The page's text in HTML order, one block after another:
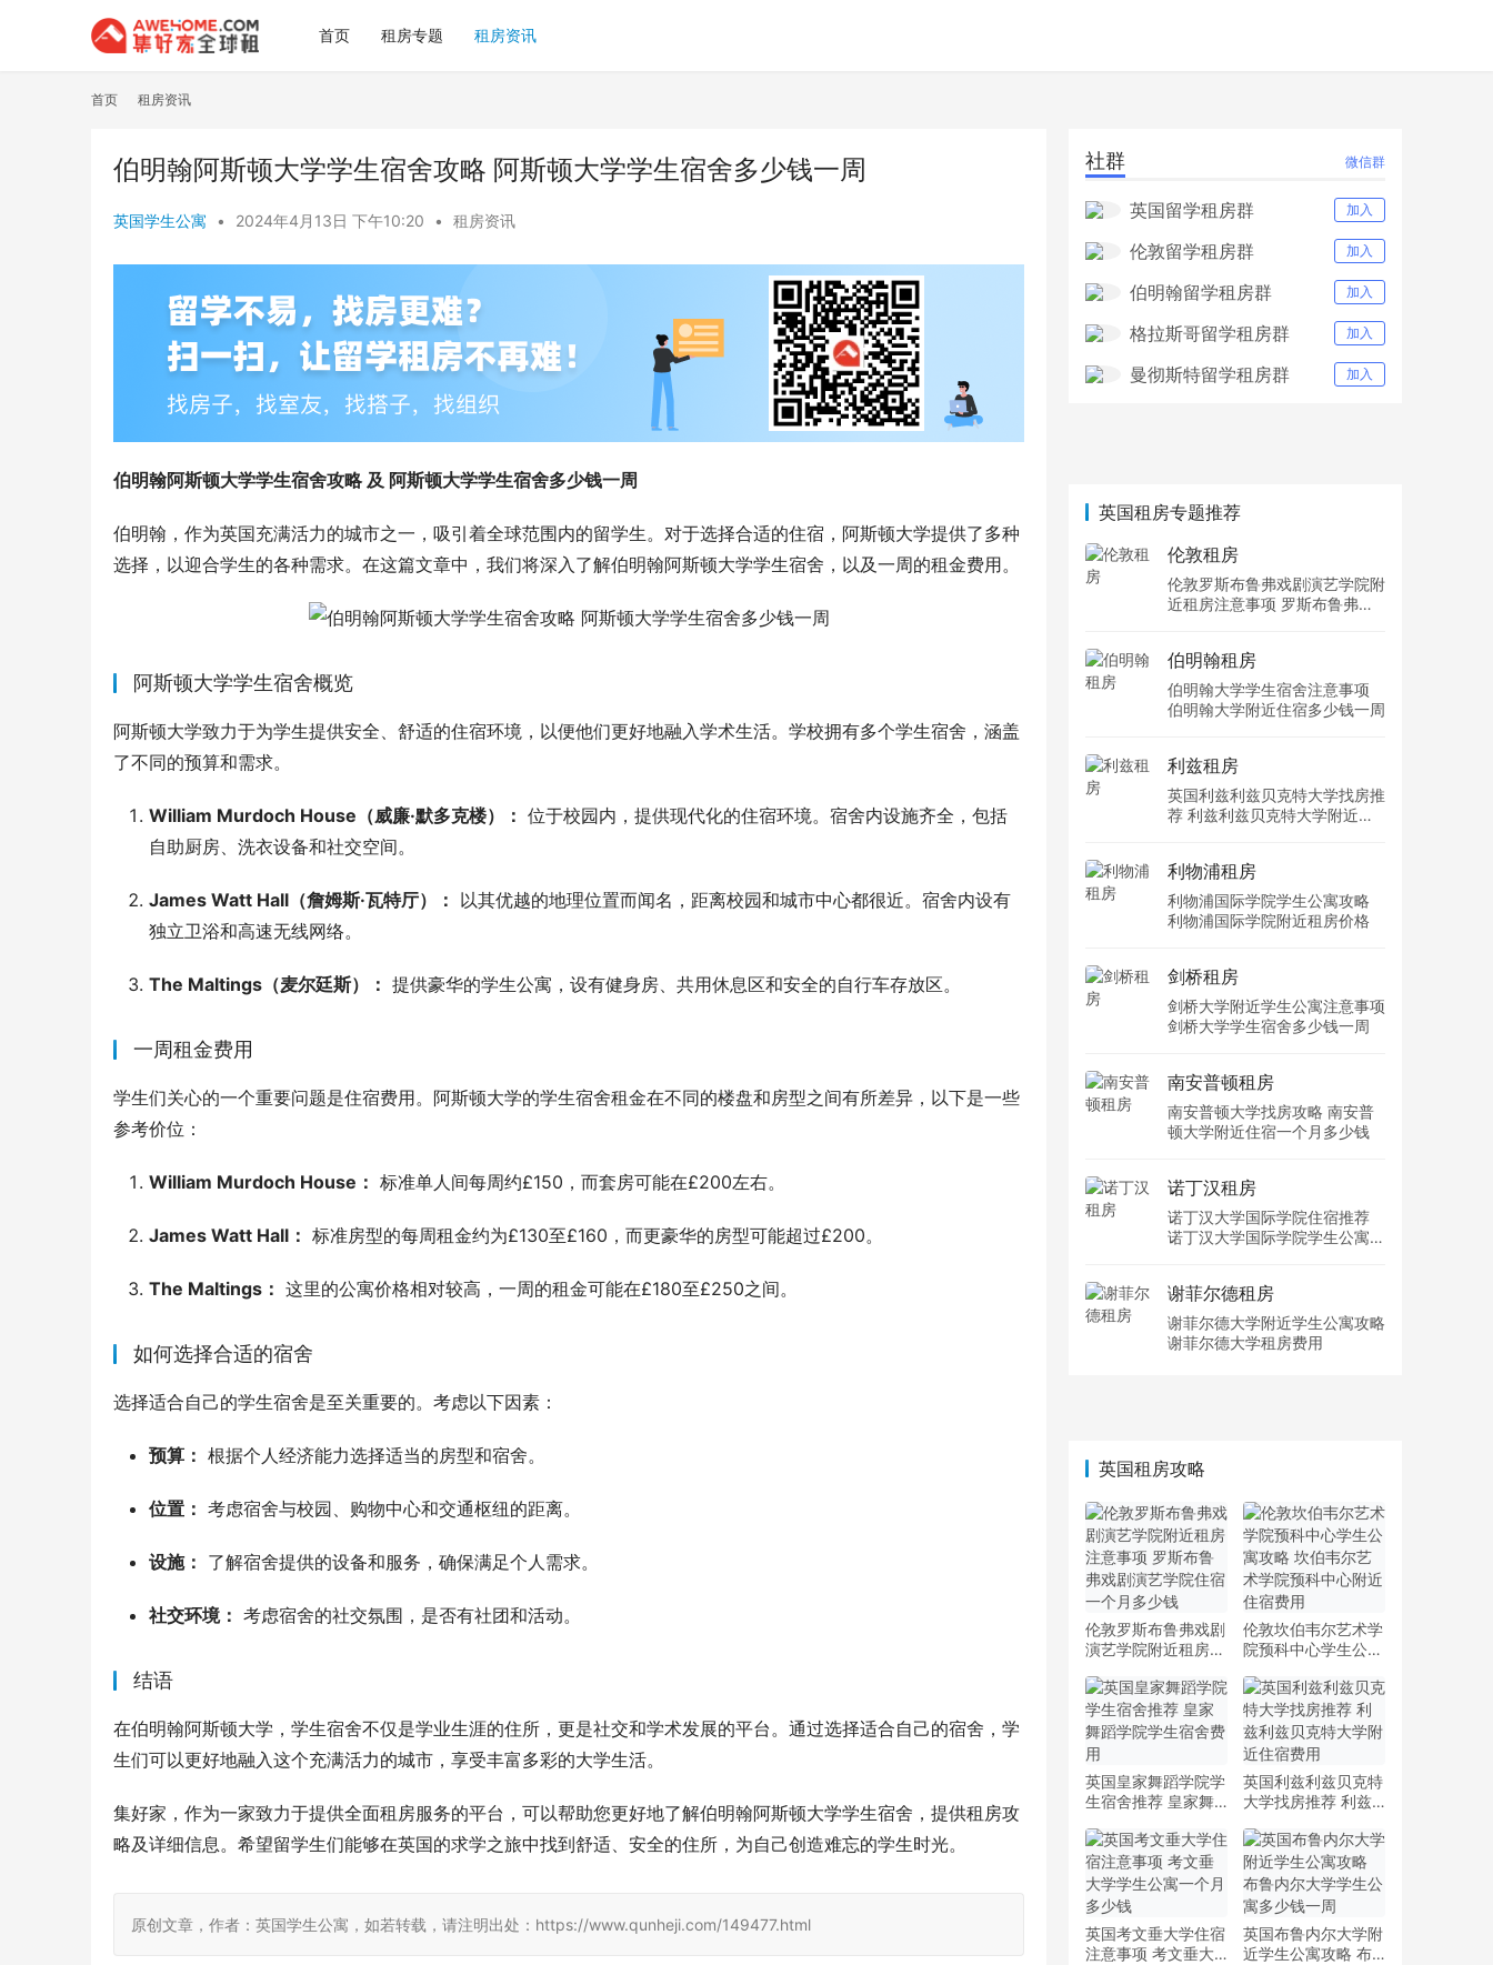
首页 租房专题 租房资讯
首页 租房资讯
伯明翰阿斯顿大学学生宿舍攻略 阿斯顿大学学生宿舍多少钱一周
英国学生公寓 • 2024年4月13日 下午10:20 • 租房资讯
伯明翰阿斯顿大学学生宿舍攻略 及 阿斯顿大学学生宿舍多少钱一周
伯明翰，作为英国充满活力的城市之一，吸引着全球范围内的留学生。对于选择合适的住宿，阿斯顿大学提供了多种
选择，以迎合学生的各种需求。在这篇文章中，我们将深入了解伯明翰阿斯顿大学学生宿舍，以及一周的租金费用。
阿斯顿大学学生宿舍概览
阿斯顿大学致力于为学生提供安全、舒适的住宿环境，以便他们更好地融入学术生活。学校拥有多个学生宿舍，涵盖
了不同的预算和需求。
William Murdoch House（威廉·默多克楼）： 位于校园内，提供现代化的住宿环境。宿舍内设施齐全，包括
自助厨房、洗衣设备和社交空间。
James Watt Hall（詹姆斯·瓦特厅）： 以其优越的地理位置而闻名，距离校园和城市中心都很近。宿舍内设有
独立卫浴和高速无线网络。
The Maltings（麦尔廷斯）： 提供豪华的学生公寓，设有健身房、共用休息区和安全的自行车存放区。
一周租金费用
学生们关心的一个重要问题是住宿费用。阿斯顿大学的学生宿舍租金在不同的楼盘和房型之间有所差异，以下是一些
参考价位：
William Murdoch House： 标准单人间每周约£150，而套房可能在£200左右。
James Watt Hall： 标准房型的每周租金约为£130至£160，而更豪华的房型可能超过£200。
The Maltings： 这里的公寓价格相对较高，一周的租金可能在£180至£250之间。
如何选择合适的宿舍
选择适合自己的学生宿舍是至关重要的。考虑以下因素：
预算： 根据个人经济能力选择适当的房型和宿舍。
位置： 考虑宿舍与校园、购物中心和交通枢纽的距离。
设施： 了解宿舍提供的设备和服务，确保满足个人需求。
社交环境： 考虑宿舍的社交氛围，是否有社团和活动。
结语
在伯明翰阿斯顿大学，学生宿舍不仅是学业生涯的住所，更是社交和学术发展的平台。通过选择适合自己的宿舍，学
生们可以更好地融入这个充满活力的城市，享受丰富多彩的大学生活。
集好家，作为一家致力于提供全面租房服务的平台，可以帮助您更好地了解伯明翰阿斯顿大学学生宿舍，提供租房攻
略及详细信息。希望留学生们能够在英国的求学之旅中找到舒适、安全的住所，为自己创造难忘的学生时光。
原创文章，作者：英国学生公寓，如若转载，请注明出处：https://www.qunheji.com/149477.html
社群 微信群
英国留学租房群 加入
伦敦留学租房群 加入
伯明翰留学租房群 加入
格拉斯哥留学租房群 加入
曼彻斯特留学租房群 加入
英国租房专题推荐
伦敦租房
伦敦罗斯布鲁弗戏剧演艺学院附
近租房注意事项 罗斯布鲁弗戏
伯明翰租房
伯明翰大学学生宿舍注意事项
伯明翰大学附近住宿多少钱一周
利兹租房
英国利兹利兹贝克特大学找房推
荐 利兹利兹贝克特大学附近住
利物浦租房
利物浦国际学院学生公寓攻略
利物浦国际学院附近租房价格
剑桥租房
剑桥大学附近学生公寓注意事项
剑桥大学学生宿舍多少钱一周
南安普顿租房
南安普顿大学找房攻略 南安普
顿大学附近住宿一个月多少钱
诺丁汉租房
诺丁汉大学国际学院住宿推荐
诺丁汉大学国际学院学生公寓多
谢菲尔德租房
谢菲尔德大学附近学生公寓攻略
谢菲尔德大学租房费用
英国租房攻略
伦敦罗斯布鲁弗戏剧
演艺学院附近租房注
戏剧演艺学院住宿一
个月多少钱
伦敦坎伯韦尔艺术学
院预科中心学生公寓
学院预科中心附近住
宿费用
英国皇家舞蹈学院学
生宿舍推荐 皇家舞
英国利兹利兹贝克特
大学找房推荐 利兹
住宿费用
英国考文垂大学住宿
注意事项 考文垂大
英国布鲁内尔大学附
近学生公寓攻略 布